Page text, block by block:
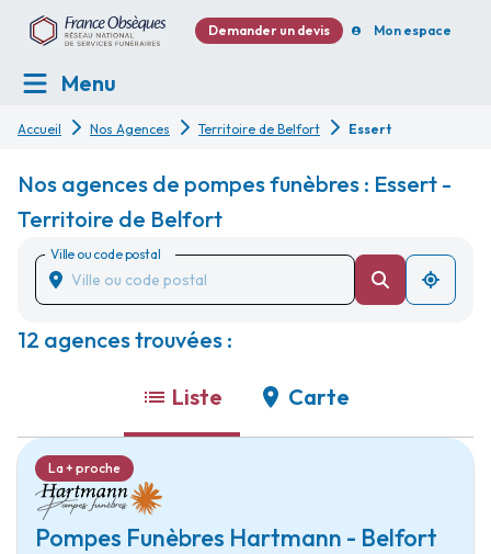
Demander un devis Mon espace
Menu
Accueil Nos Agences Territoire de Belfort Essert
Nos agences de pompes funèbres : Essert -
Territoire de Belfort
Ville ou code postal
12 agences trouvées :
Liste Carte
Pompes Funèbres Hartmann - Belfort
La + proche